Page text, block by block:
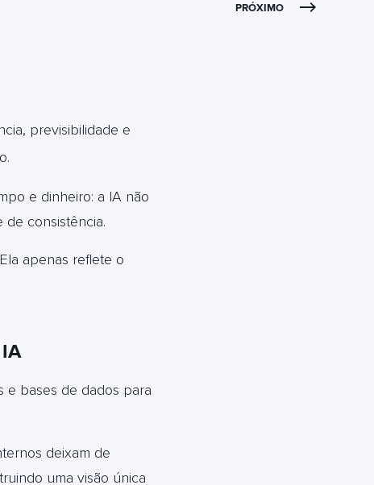
PRÓXIMO
previsibilidade e
e dinheiro: a IA não
consistência.
apenas reflete o
e bases de dados para
deixam de
uma visão única